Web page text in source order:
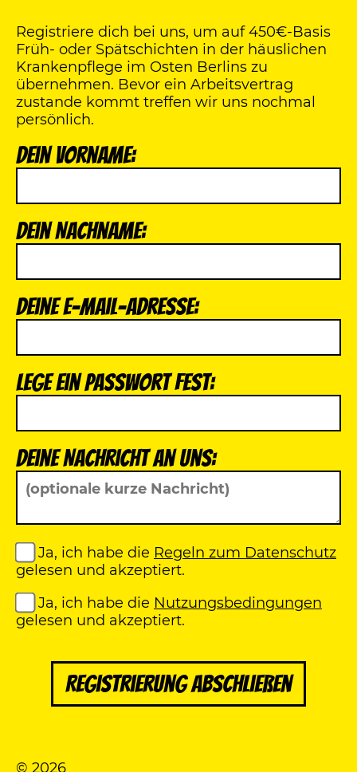
Registriere dich bei uns, um auf 450€-Basis
Früh- oder Spätschichten in der häuslichen
Krankenpflege im Osten Berlins zu
übernehmen. Bevor ein Arbeitsvertrag
zustande kommt treffen wir uns nochmal
persönlich.
Dein Vorname:
Dein Nachname:
Deine E-Mail-Adresse:
Lege ein Passwort fest:
Deine Nachricht an uns:
Ja, ich habe die Regeln zum Datenschutz
gelesen und akzeptiert.
Ja, ich habe die Nutzungsbedingungen
gelesen und akzeptiert.
Registrierung abschließen
© 2026